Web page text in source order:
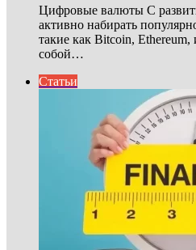
Цифровые валюты С
активно набирать
такие как Bitcoin,
собой…
Статьи